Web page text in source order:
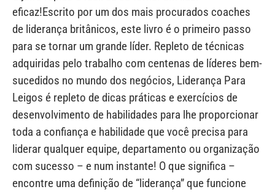
eficaz!Escrito por um dos mais procurados coaches
de liderança britânicos, este livro é o primeiro passo
para se tornar um grande líder. Repleto de técnicas
adquiridas pelo trabalho com centenas de líderes bem-
sucedidos no mundo dos negócios, Liderança Para
Leigos é repleto de dicas práticas e exercícios de
desenvolvimento de habilidades para lhe proporcionar
toda a confiança e habilidade que você precisa para
liderar qualquer equipe, departamento ou organização
com sucesso – e num instante! O que significa –
encontre uma definição de “liderança” que funcione